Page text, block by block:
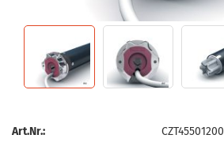
Art.Nr.:
CZT45501200